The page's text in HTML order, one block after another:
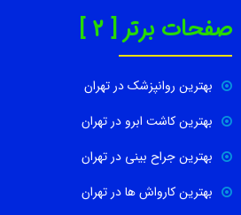
صفحات برتر [ 2 ]
بهترین روانپزشک در تهران
بهترین کاشت ابرو در تهران
بهترین جراح بینی در تهران
بهترین کارواش ها در تهران